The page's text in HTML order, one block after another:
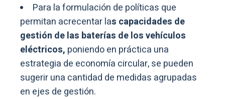
Para la formulación de políticas que
permitan acrecentar las capacidades de
gestión de las baterías de los vehículos
eléctricos, poniendo en práctica una
estrategia de economía circular, se pueden
sugerir una cantidad de medidas agrupadas
en ejes de gestión.